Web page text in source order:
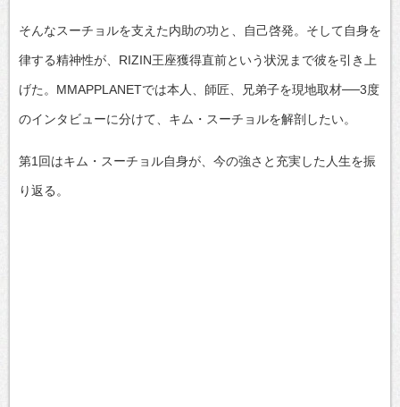
そんなスーチョルを支えた内助の功と、自己啓発。そして自身を
律する精神性が、RIZIN王座獲得直前という状況まで彼を引き上
げた。MMAPPLANETでは本人、師匠、兄弟子を現地取材──3度
のインタビューに分けて、キム・スーチョルを解剖したい。
第1回はキム・スーチョル自身が、今の強さと充実した人生を振
り返る。